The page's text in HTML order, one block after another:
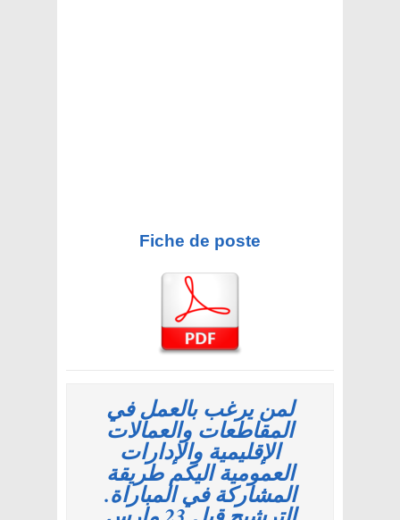
Fiche de poste
لمن يرغب بالعمل في
المقاطعات والعمالات
الإقليمية والإدارات
العمومية اليكم طريقة
المشاركة في المباراة.